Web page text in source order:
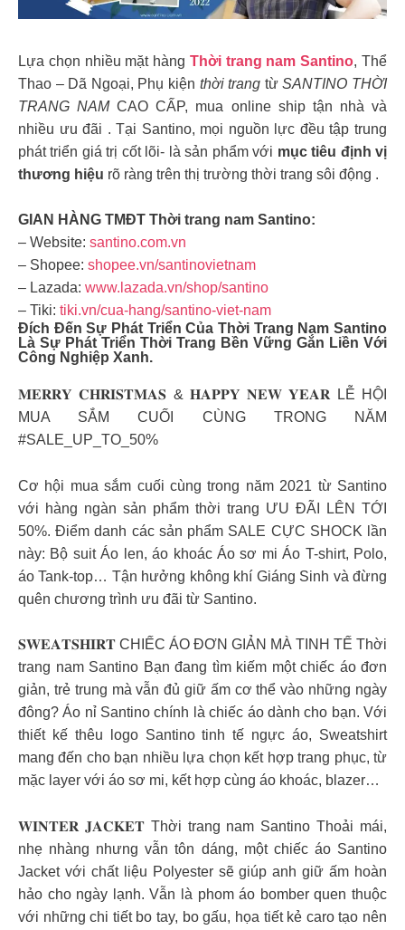
Lựa chọn nhiều mặt hàng Thời trang nam Santino, Thể
Thao – Dã Ngoại, Phụ kiện thời trang từSANTINO THỜI
TRANG NAMCAO CẤP, mua online ship tận nhà và
nhiều ưu đãi . Tại Santino, mọi nguồn lực đều tập trung
phát triển giá trị cốt lõi- là sản phẩm với mục tiêu định vị
thương hiệu rõ ràng trên thị trường thời trang sôi động .
GIAN HÀNG TMĐT Thời trang nam Santino:
– Website: santino.com.vn
– Shopee: shopee.vn/santinovietnam
– Lazada: www.lazada.vn/shop/santino
– Tiki: tiki.vn/cua-hang/santino-viet-nam
Đích Đến Sự Phát Triển Của Thời Trang Nam Santino
Là Sự Phát Triển Thời Trang Bền Vững Gắn Liền Với
Công Nghiệp Xanh.
𝐌𝐄𝐑𝐑𝐘 𝐂𝐇𝐑𝐈𝐒𝐓𝐌𝐀𝐒 & 𝐇𝐀𝐏𝐏𝐘 𝐍𝐄𝐖 𝐘𝐄𝐀𝐑 LỄ HỘI
MUA SẮM CUỐI CÙNG TRONG NĂM
#SALE_UP_TO_50%
Cơ hội mua sắm cuối cùng trong năm 2021 từ Santino
với hàng ngàn sản phẩm thời trang ƯU ĐÃI LÊN TỚI
50%. Điểm danh các sản phẩm SALE CỰC SHOCK lần
này: Bộ suit Áo len, áo khoác Áo sơ mi Áo T-shirt, Polo,
áo Tank-top… Tận hưởng không khí Giáng Sinh và đừng
quên chương trình ưu đãi từ Santino.
𝐒𝐖𝐄𝐀𝐓𝐒𝐇𝐈𝐑𝐓 CHIẾC ÁO ĐƠN GIẢN MÀ TINH TẾ Thời
trang nam Santino Bạn đang tìm kiếm một chiếc áo đơn
giản, trẻ trung mà vẫn đủ giữ ấm cơ thể vào những ngày
đông? Áo nỉ Santino chính là chiếc áo dành cho bạn. Với
thiết kế thêu logo Santino tinh tế ngực áo, Sweatshirt
mang đến cho bạn nhiều lựa chọn kết hợp trang phục, từ
mặc layer với áo sơ mi, kết hợp cùng áo khoác, blazer…
𝐖𝐈𝐍𝐓𝐄𝐑 𝐉𝐀𝐂𝐊𝐄𝐓 Thời trang nam Santino Thoải mái,
nhẹ nhàng nhưng vẫn tôn dáng, một chiếc áo Santino
Jacket với chất liệu Polyester sẽ giúp anh giữ ấm hoàn
hảo cho ngày lạnh. Vẫn là phom áo bomber quen thuộc
với những chi tiết bo tay, bo gấu, họa tiết kẻ caro tạo nên